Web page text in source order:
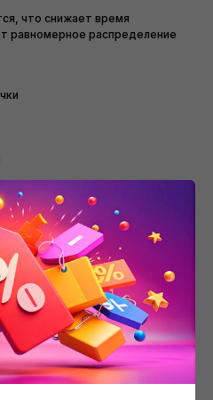
что снижает время
равномерное распределение
также